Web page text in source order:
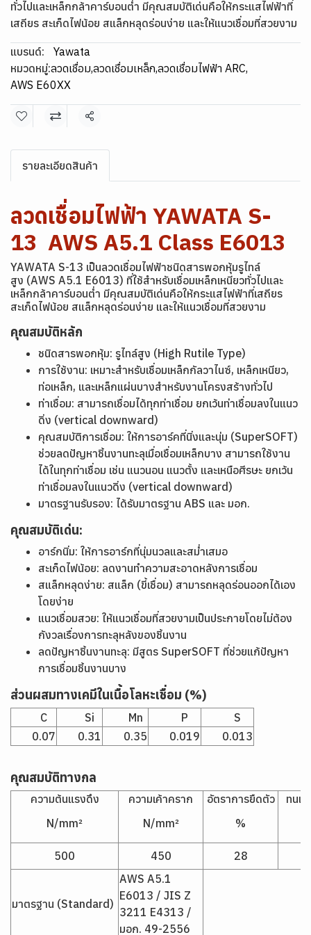
ทั่วไปและเหล็กกล้าคาร์บอนต่ำ มีคุณสมบัติเด่นคือให้กระแสไฟฟ้าที่
เสถียร สะเก็ดไฟน้อย สแล็กหลุดร่อนง่าย และให้แนวเชื่อมที่สวยงาม
แบรนด์:
Yawata
หมวดหมู่:ลวดเชื่อม,ลวดเชื่อมเหล็ก,ลวดเชื่อมไฟฟ้า ARC,
AWS E60XX
แชร์
รายละเอียดสินค้า
ลวดเชื่อมไฟฟ้า YAWATA S-
13 AWS A5.1 Class E6013
YAWATA S-13 เป็นลวดเชื่อมไฟฟ้าชนิดสารพอกหุ้มรูไทล์
สูง (AWS A5.1 E6013) ที่ใช้สำหรับเชื่อมเหล็กเหนียวทั่วไปและ
เหล็กกล้าคาร์บอนต่ำ มีคุณสมบัติเด่นคือให้กระแสไฟฟ้าที่เสถียร
สะเก็ดไฟน้อย สแล็กหลุดร่อนง่าย และให้แนวเชื่อมที่สวยงาม
คุณสมบัติหลัก
ชนิดสารพอกหุ้ม: รูไทล์สูง (High Rutile Type)
การใช้งาน: เหมาะสำหรับเชื่อมเหล็กกัลวาไนซ์, เหล็กเหนียว,
ท่อเหล็ก, และเหล็กแผ่นบางสำหรับงานโครงสร้างทั่วไป
ท่าเชื่อม: สามารถเชื่อมได้ทุกท่าเชื่อม ยกเว้นท่าเชื่อมลงในแนว
ดิ่ง (vertical downward)
คุณสมบัติการเชื่อม: ให้การอาร์คที่นิ่งและนุ่ม (SuperSOFT)
ช่วยลดปัญหาชิ้นงานทะลุเมื่อเชื่อมเหล็กบาง สามารถใช้งาน
ได้ในทุกท่าเชื่อม เช่น แนวนอน แนวตั้ง และเหนือศีรษะ ยกเว้น
ท่าเชื่อมลงในแนวดิ่ง (vertical downward)
มาตรฐานรับรอง: ได้รับมาตรฐาน ABS และ มอก.
คุณสมบัติเด่น:
อาร์กนิ่ม: ให้การอาร์กที่นุ่มนวลและสม่ำเสมอ
สะเก็ดไฟน้อย: ลดงานทำความสะอาดหลังการเชื่อม
สแล็กหลุดง่าย: สแล็ก (ขี้เชื่อม) สามารถหลุดร่อนออกได้เอง
โดยง่าย
แนวเชื่อมสวย: ให้แนวเชื่อมที่สวยงามเป็นประกายโดยไม่ต้อง
กังวลเรื่องการทะลุหลังของชิ้นงาน
ลดปัญหาชิ้นงานทะลุ: มีสูตร SuperSOFT ที่ช่วยแก้ปัญหา
การเชื่อมชิ้นงานบาง
ส่วนผสมทางเคมีในเนื้อโลหะเชื่อม (%)
C Si Mn P
S
0.07
0.31 0.35 0.019 0.013
คุณสมบัติทางกล
ความต้นแรงดึง
N/mm²
ความเค้าคราก
N/mm²
อัตราการยืดตัว
%
ทนแ
500 450 28
มาตรฐาน (Standard)
AWS A5.1
E6013 / JIS Z
3211 E4313 /
มอก. 49-2556